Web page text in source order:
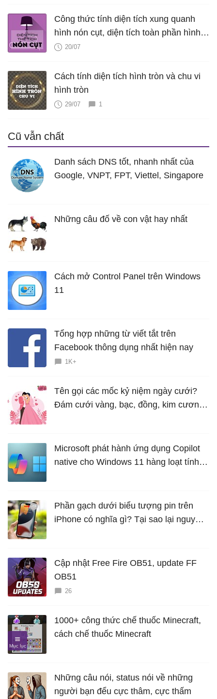
Công thức tính diện tích xung quanh
hình nón cụt, diện tích toàn phần hình
nón cụt, thể tích hình nón cụt
20/07
Cách tính diện tích hình tròn và chu vi
hình tròn
29/07 1
Cũ vẫn chất
Danh sách DNS tốt, nhanh nhất của
Google, VNPT, FPT, Viettel, Singapore
Những câu đố về con vật hay nhất
Cách mở Control Panel trên Windows
11
Tổng hợp những từ viết tắt trên
Facebook thông dụng nhất hiện nay
1K+
Tên gọi các mốc kỷ niệm ngày cưới?
Đám cưới vàng, bạc, đồng, kim cương
Microsoft phát hành ứng dụng Copilot
native cho Windows 11 hàng loạt tính
Phần gạch dưới biểu tượng pin trên
iPhone có nghĩa gì? Tại sao lại nguy
Cập nhật Free Fire OB51, update FF
OB51
26
1000+ công thức chế thuốc Minecraft,
cách chế thuốc Minecraft
Những câu nói, status nói về những
người bạn đểu cực thâm, cực thấm